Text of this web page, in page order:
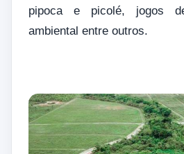
pipoca e picolé, jogos
ambiental entre outros.